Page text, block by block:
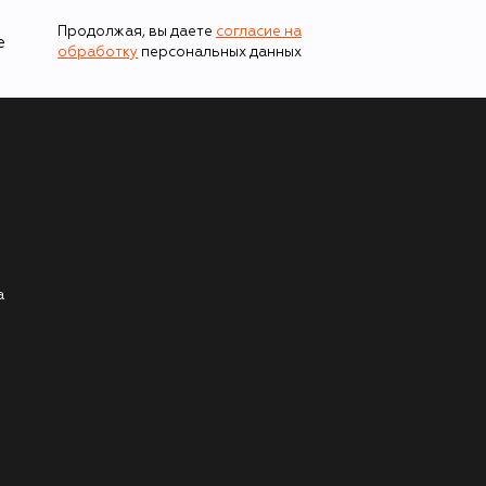
Продолжая, вы даете согласие на
обработку персональных данных